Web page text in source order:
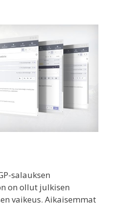
salauksen
on ollut julkisen
vaikeus. Aikaisemmat